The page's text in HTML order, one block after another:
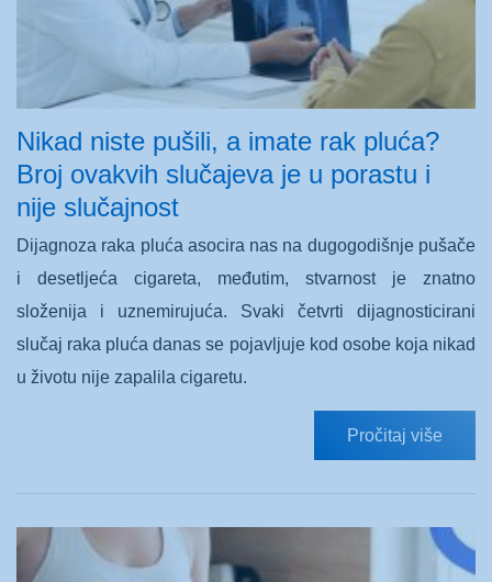
Nikad niste pušili, a imate rak pluća?
Broj ovakvih slučajeva je u porastu i
nije slučajnost
Dijagnoza raka pluća asocira nas na dugogodišnje pušače
i desetljeća cigareta, međutim, stvarnost je znatno
složenija i uznemirujuća. Svaki četvrti dijagnosticirani
slučaj raka pluća danas se pojavljuje kod osobe koja nikad
u životu nije zapalila cigaretu.
Pročitaj više